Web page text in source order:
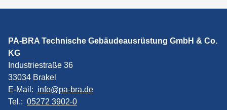
PA-BRA Technische Gebäudeausrüstung GmbH & Co.
KG
Industriestraße 36
33034 Brakel
E-Mail: info@pa-bra.de
Tel.: 05272 3902-0